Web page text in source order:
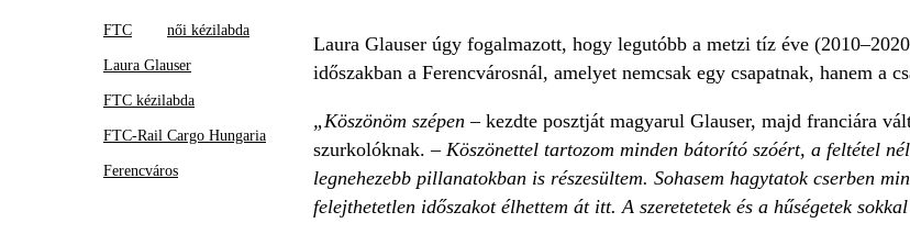
FTC női kézilabda
Laura Glauser
FTC kézilabda
FTC-Rail Cargo Hungaria
Ferencváros
Laura Glauser úgy fogalmazott, hogy legutóbb a metzi tíz éve
időszakban a Ferencvárosnál, amelyet nemcsak egy csapatnak, hanem a
„Köszönöm szépen –kezdte posztját magyarul Glauser, majd franciára
szurkolóknak. – Köszönettel tartozom minden bátorító szóért, a feltétel
legnehezebb pillanatokban is részesültem. Sohasem hagytatok cserben
felejthetetlen időszakot élhettem át itt. A szeretetetek és a hűségetek